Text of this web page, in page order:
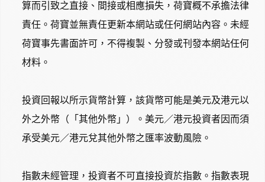
算而引致之直接、間接或相應損失，荷寶概不承擔法律
責任。荷寶並無責任更新本網站或任何網站內容。未經
荷寶事先書面許可，不得複製、分發或刊發本網站任何
材料。
投資回報以所示貨幣計算，該貨幣可能是美元及港元以
外之外幣（「其他外幣」）。美元／港元投資者因而須
承受美元／港元兌其他外幣之匯率波動風險。
指數未經管理，投資者不可直接投資於指數。指數表現